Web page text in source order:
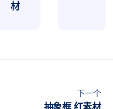
材
下一个
抽象框 红素材